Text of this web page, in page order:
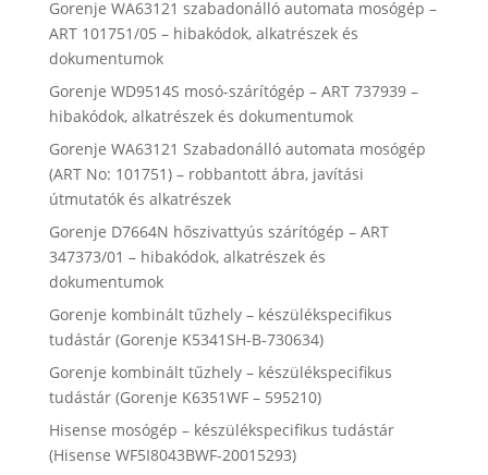
Gorenje WA63121 szabadonálló automata mosógép –
ART 101751/05 – hibakódok, alkatrészek és
dokumentumok
Gorenje WD9514S mosó-szárítógép – ART 737939 –
hibakódok, alkatrészek és dokumentumok
Gorenje WA63121 Szabadonálló automata mosógép
(ART No: 101751) – robbantott ábra, javítási
útmutatók és alkatrészek
Gorenje D7664N hőszivattyús szárítógép – ART
347373/01 – hibakódok, alkatrészek és
dokumentumok
Gorenje kombinált tűzhely – készülékspecifikus
tudástár (Gorenje K5341SH-B-730634)
Gorenje kombinált tűzhely – készülékspecifikus
tudástár (Gorenje K6351WF – 595210)
Hisense mosógép – készülékspecifikus tudástár
(Hisense WF5I8043BWF-20015293)